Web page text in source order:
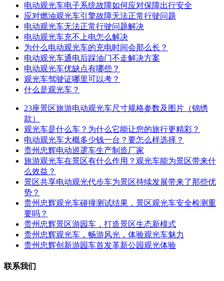
电动观光车电子系统故障如何应对保障出行安全
应对燃油观光车引擎故障无法正常行驶问题
电动观光车无法正常行驶问题解决
电动观光车充不上电怎么解决
为什么电动观光车的充电时间会那么长？
电动观光车通电后踩油门不走解决方案
电动观光车优缺点有哪些？
观光车驾驶证哪里可以考？
什么是观光车？
23座景区旅游电动观光车尺寸规格参数及图片（锦绣
款）
观光车是什么车？为什么它能让您的旅行更精彩？
电动观光车大概多少钱一台？要怎么样选择？
贵州忠辉电动巡逻车生产制造厂家
旅游观光车在景区有什么作用？观光车能为景区带来什
么效益？
景区共享电动观光代步车为景区持续发展带来了那些优
势？
贵州忠辉观光车碰撞测试结果，景区观光车安全检测重
要吗？
贵州忠辉景区游园车，打造景区生态新模式
贵州忠辉观光车，畅游风光，体验观光车魅力
贵州忠辉创新游园车首发革新公园观光体验
联系我们